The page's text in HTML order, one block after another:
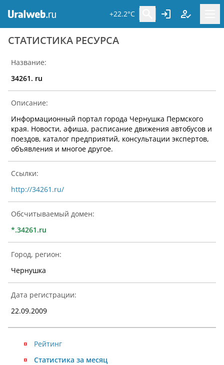
+22.2°C
CТАТИСТИКА РЕСУРСА
Название:
34261. ru
Описание:
Информационный портал города Чернушка Пермского
края. Новости, афиша, расписание движения автобусов и
поездов, каталог предприятий, консультации экспертов,
объявления и многое другое.
Ссылки:
http://34261.ru/
Обсчитываемый домен:
*.34261.ru
Город, регион:
Чернушка
Дата регистрации:
22.09.2009
Рейтинг
Статистика за месяц